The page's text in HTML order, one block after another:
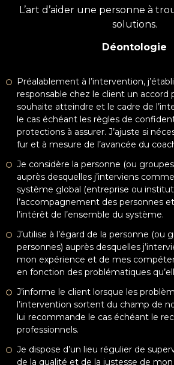
L’art d’aider une personne à
solutions.
Déontologie
Préalablement à l’intervention,
responsable chez le client un accord
souhaite atteindre et le cadre de
le cas échéant les règles de
protections à assurer. J’ajuste si
fur et à mesure de l’avancée du
Je considère la personne (ou
auprès desquelles j’interviens
système global (entreprise ou
l’accompagnement des personnes
l’intérêt de l’ensemble du système.
J’utilise à l’égard de la personne (ou
personnes) auprès desquelles
mon expérience et de mes
en fonction des problématiques
J’informe le client lorsque les
l’intervention sortent du champ de
lui recommande le cas échéant le
professionnels.
Je dispose d’un lieu régulier de
de la qualité et de la justesse de mon